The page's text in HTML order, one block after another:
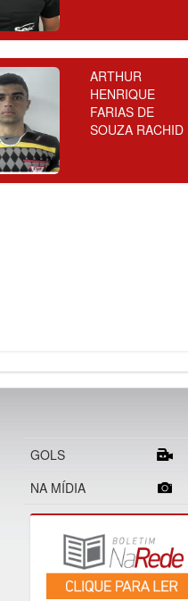
ARTHUR
HENRIQUE
FARIAS DE
SOUZA RACHID
GOLS
NA MÍDIA